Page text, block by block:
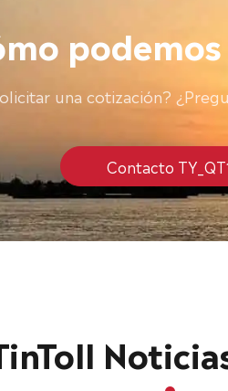
una cotización?
Contacto